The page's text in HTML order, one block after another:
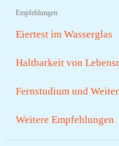
Empfehlungen
Eiertest im Wasserglas
Haltbarkeit von
Fernstudium und
Weitere Empfehlungen